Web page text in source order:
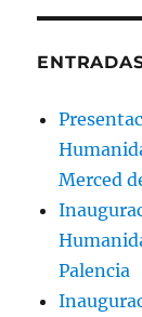
Merced
Palencia